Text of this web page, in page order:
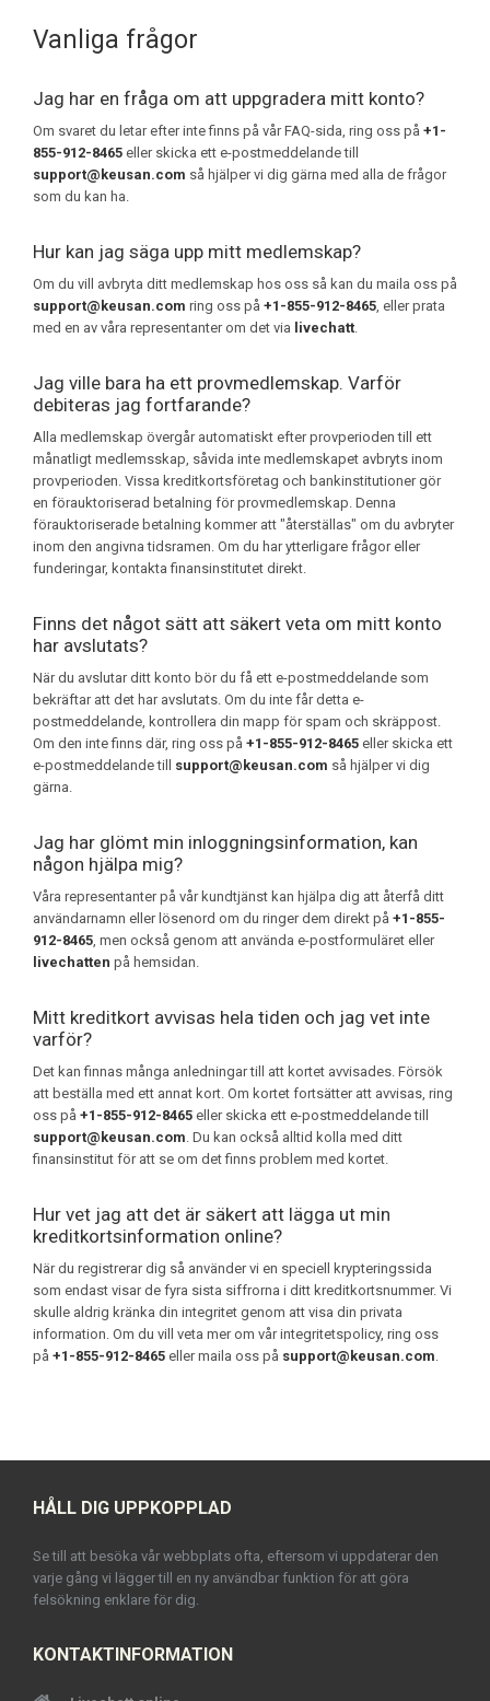
Vanliga frågor
Jag har en fråga om att uppgradera mitt konto?
Om svaret du letar efter inte finns på vår FAQ-sida, ring oss på +1-
855-912-8465 eller skicka ett e-postmeddelande till
support@keusan.com så hjälper vi dig gärna med alla de frågor
som du kan ha.
Hur kan jag säga upp mitt medlemskap?
Om du vill avbryta ditt medlemskap hos oss så kan du maila oss på
support@keusan.com ring oss på +1-855-912-8465, eller prata
med en av våra representanter om det via livechatt.
Jag ville bara ha ett provmedlemskap. Varför
debiteras jag fortfarande?
Alla medlemskap övergår automatiskt efter provperioden till ett
månatligt medlemsskap, såvida inte medlemskapet avbryts inom
provperioden. Vissa kreditkortsföretag och bankinstitutioner gör
en förauktoriserad betalning för provmedlemskap. Denna
förauktoriserade betalning kommer att "återställas" om du avbryter
inom den angivna tidsramen. Om du har ytterligare frågor eller
funderingar, kontakta finansinstitutet direkt.
Finns det något sätt att säkert veta om mitt konto
har avslutats?
När du avslutar ditt konto bör du få ett e-postmeddelande som
bekräftar att det har avslutats. Om du inte får detta e-
postmeddelande, kontrollera din mapp för spam och skräppost.
Om den inte finns där, ring oss på +1-855-912-8465 eller skicka ett
e-postmeddelande till support@keusan.com så hjälper vi dig
gärna.
Jag har glömt min inloggningsinformation, kan
någon hjälpa mig?
Våra representanter på vår kundtjänst kan hjälpa dig att återfå ditt
användarnamn eller lösenord om du ringer dem direkt på +1-855-
912-8465, men också genom att använda e-postformuläret eller
livechatten på hemsidan.
Mitt kreditkort avvisas hela tiden och jag vet inte
varför?
Det kan finnas många anledningar till att kortet avvisades. Försök
att beställa med ett annat kort. Om kortet fortsätter att avvisas, ring
oss på +1-855-912-8465 eller skicka ett e-postmeddelande till
support@keusan.com. Du kan också alltid kolla med ditt
finansinstitut för att se om det finns problem med kortet.
Hur vet jag att det är säkert att lägga ut min
kreditkortsinformation online?
När du registrerar dig så använder vi en speciell krypteringssida
som endast visar de fyra sista siffrorna i ditt kreditkortsnummer. Vi
skulle aldrig kränka din integritet genom att visa din privata
information. Om du vill veta mer om vår integritetspolicy, ring oss
på +1-855-912-8465 eller maila oss på support@keusan.com.
HÅLL DIG UPPKOPPLAD
Se till att besöka vår webbplats ofta, eftersom vi uppdaterar den
varje gång vi lägger till en ny användbar funktion för att göra
felsökning enklare för dig.
KONTAKTINFORMATION